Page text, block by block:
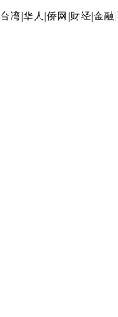
台湾 |华人 |侨网 财经 |金融 |